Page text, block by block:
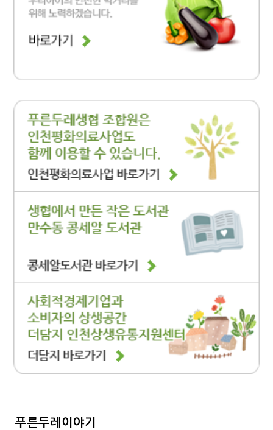
푸른두레이야기